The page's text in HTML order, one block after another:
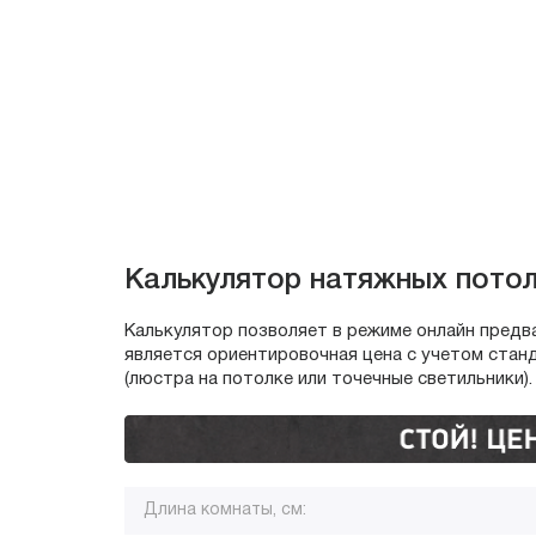
Калькулятор натяжных
Калькулятор позволяет в режиме онлайн
является ориентировочная цена с учетом
(люстра на потолке или точечные светильники).
Длина комнаты, см: